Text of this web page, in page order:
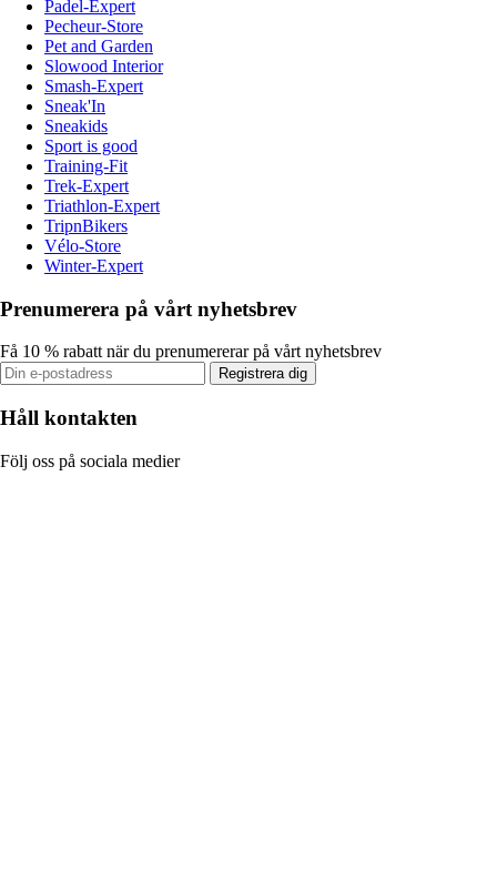
Padel-Expert
Pecheur-Store
Pet and Garden
Slowood Interior
Smash-Expert
Sneak'In
Sneakids
Sport is good
Training-Fit
Trek-Expert
Triathlon-Expert
TripnBikers
Vélo-Store
Winter-Expert
Prenumerera på vårt nyhetsbrev
Få 10 % rabatt när du prenumererar på vårt nyhetsbrev
Registrera dig
Håll kontakten
Följ oss på sociala medier